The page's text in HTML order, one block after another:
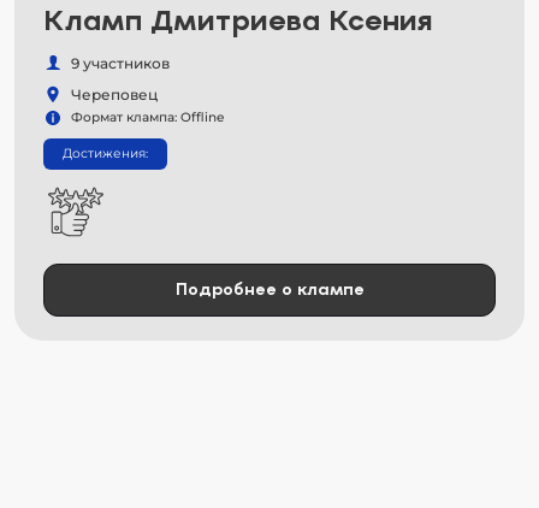
Кламп Дмитриева Ксения
9 участников
Череповец
Формат клампа: Offline
Достижения:
Подробнее о клампе